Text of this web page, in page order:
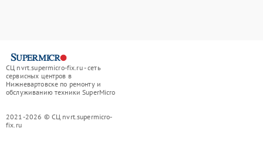
СЦ nvrt.supermicro-fix.ru - сеть
сервисных центров в
Нижневартовске по ремонту и
обслуживанию техники SuperMicro
2021-2026 © СЦ nvrt.supermicro-
fix.ru